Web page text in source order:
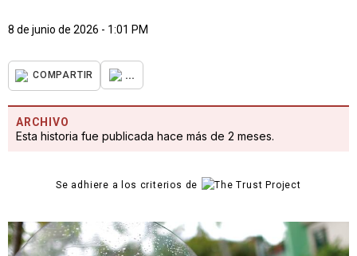
8 de junio de 2026 - 1:01 PM
COMPARTIR ...
ARCHIVO
Esta historia fue publicada hace más de 2 meses.
Se adhiere a los criterios de